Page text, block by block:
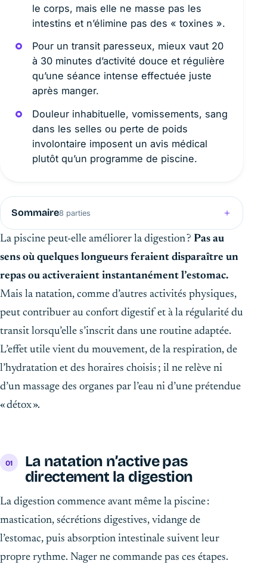
le corps, mais elle ne masse pas les
intestins et n’élimine pas des « toxines ».
Pour un transit paresseux, mieux vaut 20
à 30 minutes d’activité douce et régulière
qu’une séance intense effectuée juste
après manger.
Douleur inhabituelle, vomissements, sang
dans les selles ou perte de poids
involontaire imposent un avis médical
plutôt qu’un programme de piscine.
Sommaire8 parties
La piscine peut-elle améliorer la digestion ? Pas au
sens où quelques longueurs feraient disparaître un
repas ou activeraient instantanément l’estomac.
Mais la natation, comme d’autres activités physiques,
peut contribuer au confort digestif et à la régularité du
transit lorsqu’elle s’inscrit dans une routine adaptée.
L’effet utile vient du mouvement, de la respiration, de
l’hydratation et des horaires choisis ; il ne relève ni
d’un massage des organes par l’eau ni d’une prétendue
« détox ».
La natation n’active pas
directement la digestion
La digestion commence avant même la piscine :
mastication, sécrétions digestives, vidange de
l’estomac, puis absorption intestinale suivent leur
propre rythme. Nager ne commande pas ces étapes.